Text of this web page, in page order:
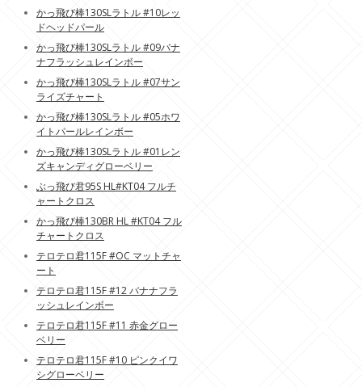
かっ飛び棒130SLラトル #10レッ
ドヘッドパール
かっ飛び棒130SLラトル #09バナ
ナフラッシュレインボー
かっ飛び棒130SLラトル #07サン
ライズチャート
かっ飛び棒130SLラトル #05ホワ
イトパールレインボー
かっ飛び棒130SLラトル #01レン
ズキャンディグローベリー
ぶっ飛び君95S HL#KT04 フルチ
ャートクロス
かっ飛び棒130BR HL #KT04 フル
チャートクロス
テロテロ君115F #OC マットチャ
ート
テロテロ君115F #12 バナナフラ
ッシュレインボー
テロテロ君115F #11 赤金グロー
ベリー
テロテロ君115F #10 ピンクイワ
シグローベリー